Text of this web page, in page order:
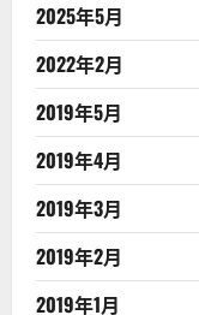
2025年5月
2022年2月
2019年5月
2019年4月
2019年3月
2019年2月
2019年1月